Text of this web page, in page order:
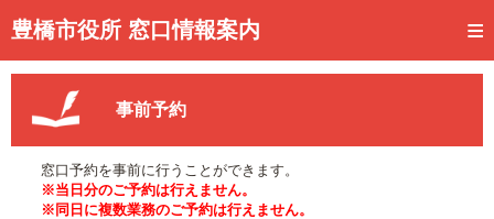
豊橋市役所 窓口情報案内
トップページ
事前予約
予約状況確認
窓口混雑状況
事前予約
窓口予約を事前に行うことができます。
※当日分のご予約は行えません。
※同日に複数業務のご予約は行えません。